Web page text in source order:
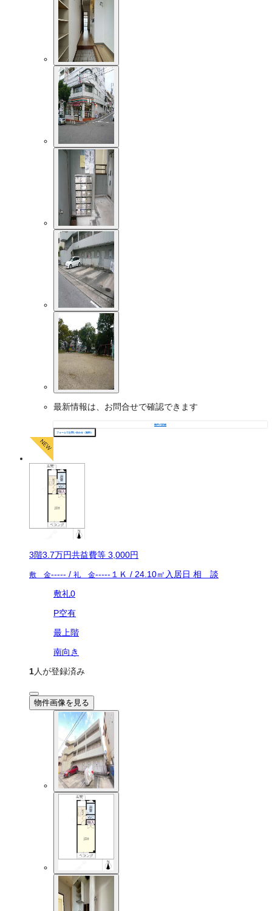
最新情報は、お問合せで確認できます
物件の詳細
フォームでお問い合わせ（無料）
3階3.7万円共益費等 3,000円
敷 金----- / 礼 金----- １Ｋ / 24.10㎡ 入居日 相 談
敷礼0
P空有
最上階
南向き
1人が登録済み
物件画像を見る